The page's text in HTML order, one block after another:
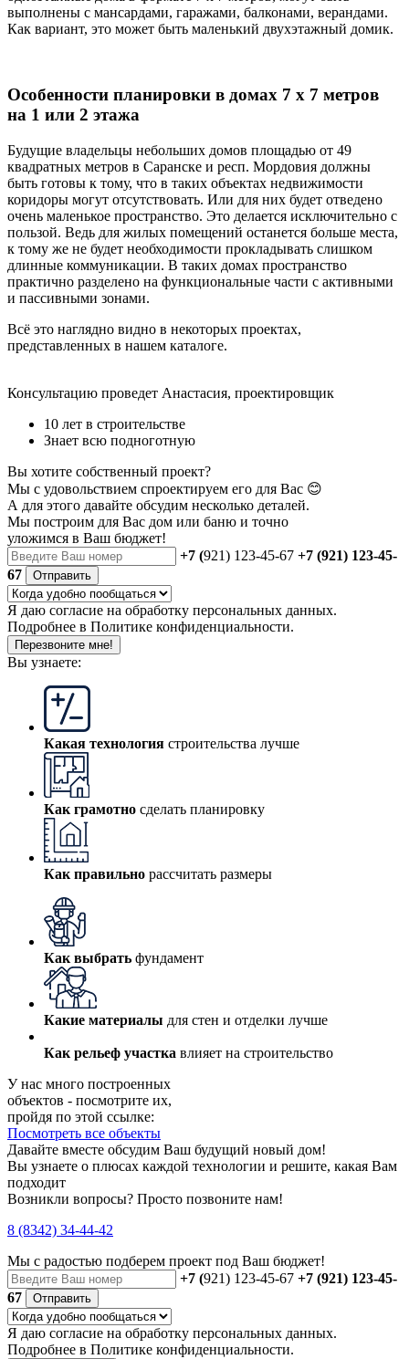
выполнены с мансардами, гаражами, балконами, верандами.
Как вариант, это может быть маленький двухэтажный домик.
Особенности планировки в домах 7 х 7 метров
на 1 или 2 этажа
Будущие владельцы небольших домов площадью от 49
квадратных метров в Саранске и респ. Мордовия должны
быть готовы к тому, что в таких объектах недвижимости
коридоры могут отсутствовать. Или для них будет отведено
очень маленькое пространство. Это делается исключительно с
пользой. Ведь для жилых помещений останется больше места,
к тому же не будет необходимости прокладывать слишком
длинные коммуникации. В таких домах пространство
практично разделено на функциональные части с активными
и пассивными зонами.
Всё это наглядно видно в некоторых проектах,
представленных в нашем каталоге.
Консультацию проведет Анастасия, проектировщик
10 лет в строительстве
Знает всю подноготную
Вы хотите собственный проект?
Мы с удовольствием спроектируем его для Вас 😊
А для этого давайте обсудим несколько деталей.
Мы построим для Вас дом или баню и точно
уложимся в Ваш бюджет!
+7 (921) 123-45-67 +7 (921) 123-45-
67
Отправить
Я даю согласие на обработку персональных данных.
Подробнее в Политике конфиденциальности.
Перезвоните мне!
Вы узнаете:
Какая технология строительства лучше
Как грамотно сделать планировку
Как правильно рассчитать размеры
Как выбрать фундамент
Какие материалы для стен и отделки лучше
Как рельеф участка влияет на строительство
У нас много построенных
объектов - посмотрите их,
пройдя по этой ссылке:
Посмотреть все объекты
Давайте вместе обсудим Ваш будущий новый дом!
Вы узнаете о плюсах каждой технологии и решите, какая Вам
подходит
Возникли вопросы? Просто позвоните нам!
8 (8342) 34-44-42
Мы с радостью подберем проект под Ваш бюджет!
+7 (921) 123-45-67 +7 (921) 123-45-
67
Отправить
Я даю согласие на обработку персональных данных.
Подробнее в Политике конфиденциальности.